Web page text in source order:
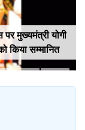
पर मुख्यमंत्री योगी
किया सम्मानित